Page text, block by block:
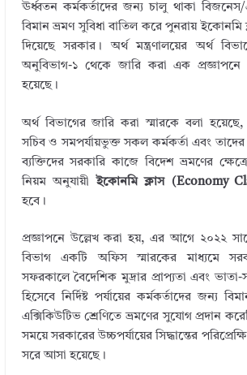
bl
r
e
dI
n
te
r
b
o
o
e
ঊর্ধ্বতন কর্মকর্তাদের জন্য চালু থাকা বিজনেস/
বিমান ভ্রমণ সুবিধা বাতিল করে পুনরায় ইকোনমি
দিয়েছে সরকার। অর্থ মন্ত্রণালয়ের অর্থ
অনুবিভাগ-১ থেকে জারি করা এক প্রজ্ঞাপনে
হয়েছে।
অর্থ বিভাগের জারি করা স্মারকে বলা
সচিব ও সমপর্যায়ভুক্ত সকল কর্মকর্তা এবং
ব্যক্তিদের সরকারি কাজে বিদেশ ভ্রমণের ক্ষেত্রে
নিয়ম অনুযায়ীইকোনমি ক্লাস (Economy
হবে।
প্রজ্ঞাপনে উল্লেখ করা হয়, এর আগে ২০২২
বিভাগ একটি অফিস স্মারকের মাধ্যমে
সফরকালে বৈদেশিক মুদ্রার প্রাপ্যতা এবং ভাতা-
হিসেবে নির্দিষ্ট পর্যায়ের কর্মকর্তাদের জন্য
এক্সিকিউটিভ শ্রেণিতে ভ্রমণের সুযোগ প্রদান
সময়ে সরকারের উচ্চপর্যায়ের সিদ্ধান্তের
সরে আসা হয়েছে।